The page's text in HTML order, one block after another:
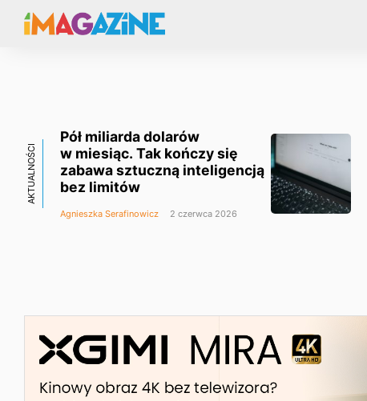
AKTUALNOŚCI
Pół miliarda dolarów
w miesiąc. Tak kończy się
zabawa sztuczną inteligencją
bez limitów
Agnieszka Serafinowicz 2 czerwca 2026